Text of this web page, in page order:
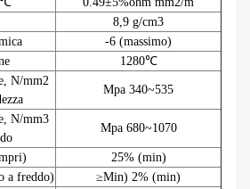
8,9 g/cm3
-6 (massimo)
1280℃
N/mm2
Mpa 340~535
N/mm3
Mpa 680~1070
25% (min)
a freddo)
≥Min) 2% (min)